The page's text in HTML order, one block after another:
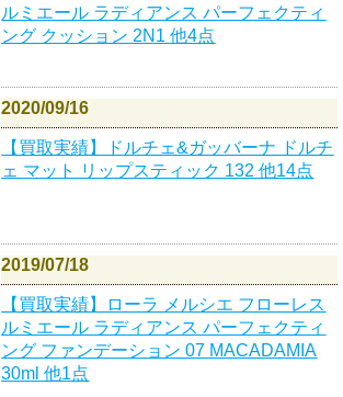
ルミエール ラディアンス パーフェクティ
ング クッション 2N1 他4点
2020/09/16
【買取実績】ドルチェ&ガッバーナ ドルチ
ェ マット リップスティック 132 他14点
2019/07/18
【買取実績】ローラ メルシエ フローレス
ルミエール ラディアンス パーフェクティ
ング ファンデーション 07 MACADAMIA
30ml 他1点